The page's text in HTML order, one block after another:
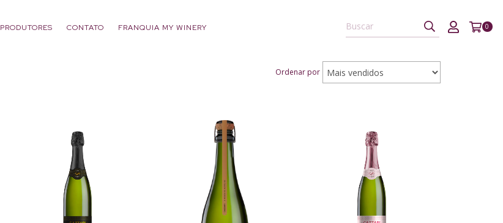
PRODUTORES CONTATO FRANQUIA MY WINERY 0
Ordenar por